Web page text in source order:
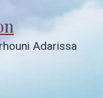
Adarissa